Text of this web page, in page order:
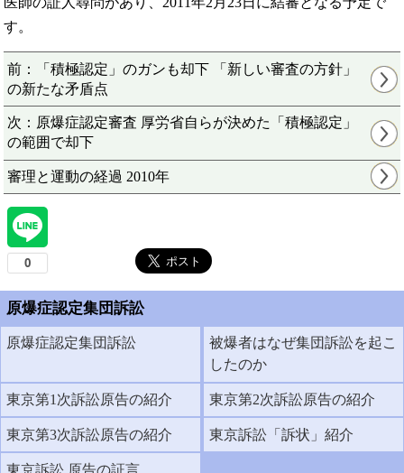
す。
前：「積極認定」のガンも却下 「新しい審査の方針」
の新たな矛盾点
次：原爆症認定審査 厚労省自らが決めた「積極認定」
の範囲で却下
審理と運動の経過 2010年
原爆症認定集団訴訟
原爆症認定集団訴訟
被爆者はなぜ集団訴訟を起こ
したのか
東京第1次訴訟原告の紹介 東京第2次訴訟原告の紹介
東京第3次訴訟原告の紹介 東京訴訟「訴状」紹介
東京訴訟 原告の証言